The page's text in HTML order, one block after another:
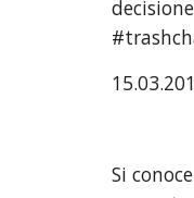
Si